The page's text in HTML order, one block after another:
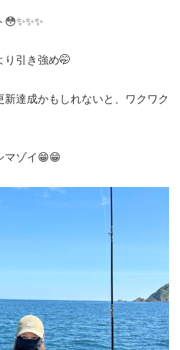
り引き強め🤭
新達成かもしれないと、ワクワク
マゾイ😁😁